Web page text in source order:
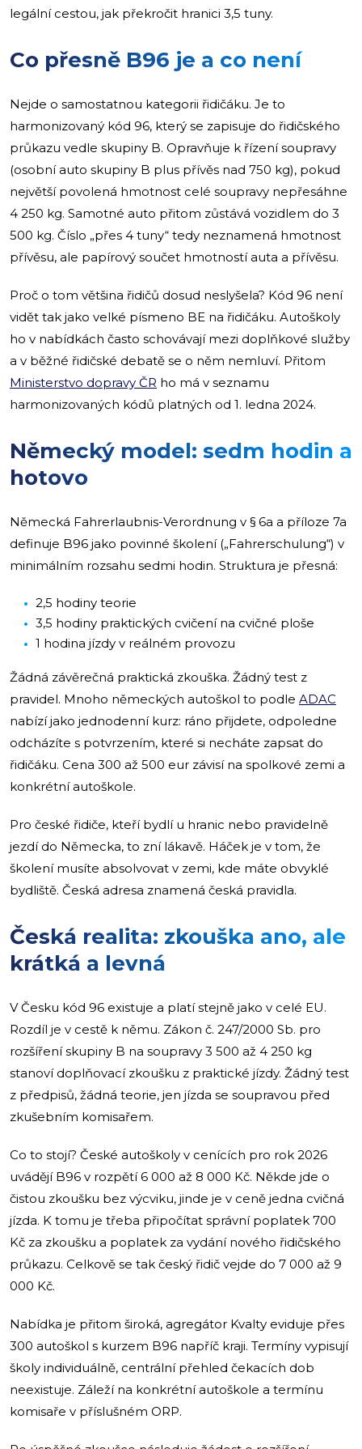
legální cestou, jak překročit hranici 3,5 tuny.
Co přesně B96 je a co není
Nejde o samostatnou kategorii řidičáku. Je to
harmonizovaný kód 96, který se zapisuje do řidičského
průkazu vedle skupiny B. Opravňuje k řízení soupravy
(osobní auto skupiny B plus přívěs nad 750 kg), pokud
největší povolená hmotnost celé soupravy nepřesáhne
4 250 kg. Samotné auto přitom zůstává vozidlem do 3
500 kg. Číslo „přes 4 tuny“ tedy neznamená hmotnost
přívěsu, ale papírový součet hmotností auta a přívěsu.
Proč o tom většina řidičů dosud neslyšela? Kód 96 není
vidět tak jako velké písmeno BE na řidičáku. Autoškoly
ho v nabídkách často schovávají mezi doplňkové služby
a v běžné řidičské debatě se o něm nemluví. Přitom
Ministerstvo dopravy ČR ho má v seznamu
harmonizovaných kódů platných od 1. ledna 2024.
Německý model: sedm hodin a
hotovo
Německá Fahrerlaubnis-Verordnung v § 6a a příloze 7a
definuje B96 jako povinné školení („Fahrerschulung“) v
minimálním rozsahu sedmi hodin. Struktura je přesná:
2,5 hodiny teorie
3,5 hodiny praktických cvičení na cvičné ploše
1 hodina jízdy v reálném provozu
Žádná závěrečná praktická zkouška. Žádný test z
pravidel. Mnoho německých autoškol to podle ADAC
nabízí jako jednodenní kurz: ráno přijdete, odpoledne
odcházíte s potvrzením, které si necháte zapsat do
řidičáku. Cena 300 až 500 eur závisí na spolkové zemi a
konkrétní autoškole.
Pro české řidiče, kteří bydlí u hranic nebo pravidelně
jezdí do Německa, to zní lákavě. Háček je v tom, že
školení musíte absolvovat v zemi, kde máte obvyklé
bydliště. Česká adresa znamená česká pravidla.
Česká realita: zkouška ano, ale
krátká a levná
V Česku kód 96 existuje a platí stejně jako v celé EU.
Rozdíl je v cestě k němu. Zákon č. 247/2000 Sb. pro
rozšíření skupiny B na soupravy 3 500 až 4 250 kg
stanoví doplňovací zkoušku z praktické jízdy. Žádný test
z předpisů, žádná teorie, jen jízda se soupravou před
zkušebním komisařem.
Co to stojí? České autoškoly v cenících pro rok 2026
uvádějí B96 v rozpětí 6 000 až 8 000 Kč. Někde jde o
čistou zkoušku bez výcviku, jinde je v ceně jedna cvičná
jízda. K tomu je třeba připočítat správní poplatek 700
Kč za zkoušku a poplatek za vydání nového řidičského
průkazu. Celkově se tak český řidič vejde do 7 000 až 9
000 Kč.
Nabídka je přitom široká, agregátor Kvalty eviduje přes
300 autoškol s kurzem B96 napříč kraji. Termíny vypisují
školy individuálně, centrální přehled čekacích dob
neexistuje. Záleží na konkrétní autoškole a termínu
komisaře v příslušném ORP.